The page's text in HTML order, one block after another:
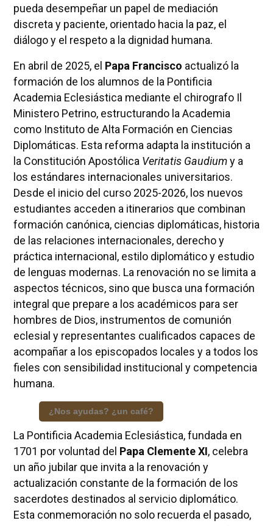
pueda desempeñar un papel de mediación
discreta y paciente, orientado hacia la paz, el
diálogo y el respeto a la dignidad humana.
En abril de 2025, el Papa Francisco actualizó la
formación de los alumnos de la Pontificia
Academia Eclesiástica mediante el chirografo Il
Ministero Petrino, estructurando la Academia
como Instituto de Alta Formación en Ciencias
Diplomáticas. Esta reforma adapta la institución a
la Constitución Apostólica Veritatis Gaudiumy a
los estándares internacionales universitarios.
Desde el inicio del curso 2025-2026, los nuevos
estudiantes acceden a itinerarios que combinan
formación canónica, ciencias diplomáticas, historia
de las relaciones internacionales, derecho y
práctica internacional, estilo diplomático y estudio
de lenguas modernas. La renovación no se limita a
aspectos técnicos, sino que busca una formación
integral que prepare a los académicos para ser
hombres de Dios, instrumentos de comunión
eclesial y representantes cualificados capaces de
acompañar a los episcopados locales y a todos los
fieles con sensibilidad institucional y competencia
humana.
¿Nos ayudas? ¿un café?
La Pontificia Academia Eclesiástica, fundada en
1701 por voluntad del Papa Clemente XI, celebra
un año jubilar que invita a la renovación y
actualización constante de la formación de los
sacerdotes destinados al servicio diplomático.
Esta conmemoración no solo recuerda el pasado,